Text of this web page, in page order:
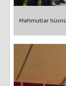
Mahmutlar